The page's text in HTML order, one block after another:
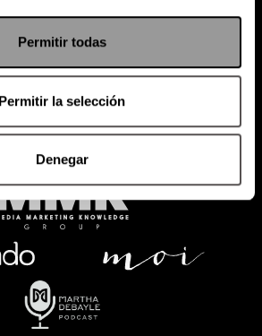
Permitir todas
Permitir la selección
Denegar
MARTHA EVENTOS
SACA TU ID